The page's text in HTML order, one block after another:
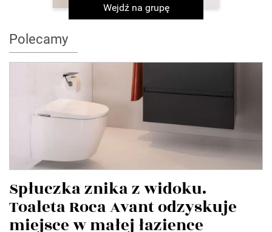
Wejdź na grupę
Polecamy
Spłuczka znika z widoku.
Toaleta Roca Avant odzyskuje
miejsce w małej łazience